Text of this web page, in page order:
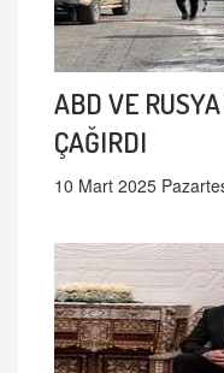
ABD VE
ÇAĞIRDI
10 Mart 2025